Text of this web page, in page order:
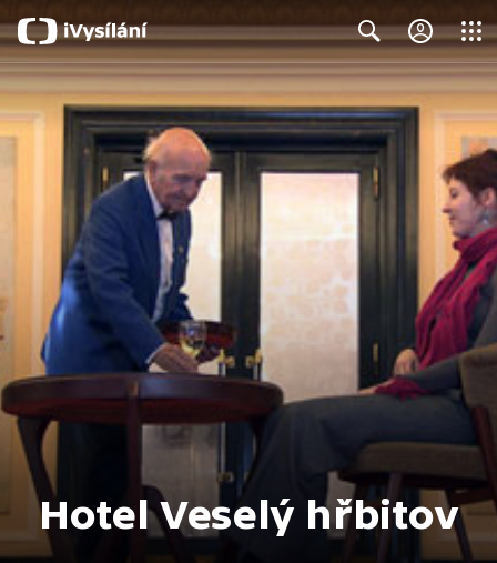
Search Close
Hotel Veselý hřbitov